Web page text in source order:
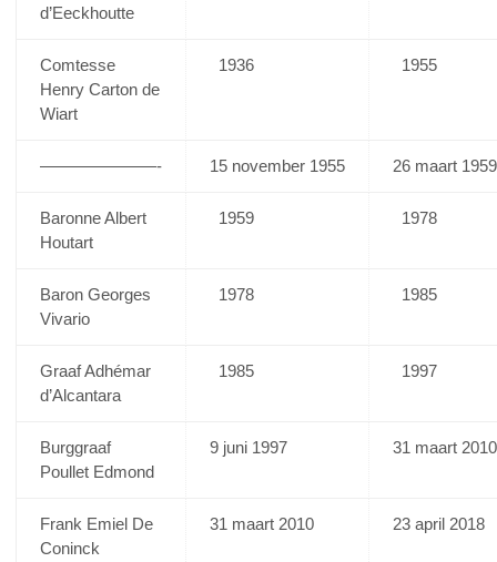
d’Eeckhoutte
Comtesse
Henry Carton de
Wiart
1936 1955
———————- 15 november 1955 26 maart 1959
Baronne Albert
Houtart
1959 1978
Baron Georges
Vivario
1978 1985
Graaf Adhémar
d’Alcantara
1985 1997
Burggraaf
Poullet Edmond
9 juni 1997 31 maart 2010
Frank Emiel De
Coninck
31 maart 2010 23 april 2018